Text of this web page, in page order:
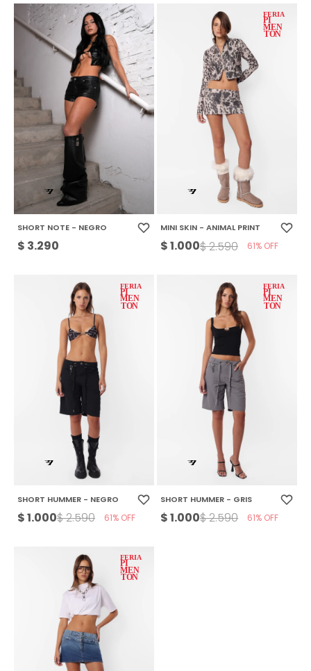
SHORT NOTE - NEGRO
$ 3.290
MINI SKIN - ANIMAL PRINT
$1.000$2.590 61
SHORT HUMMER - NEGRO
$1.000$2.590 61
SHORT HUMMER - GRIS
$1.000$2.590 61